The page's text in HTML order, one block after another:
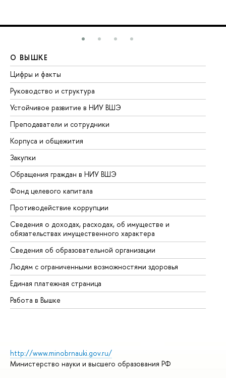
О ВЫШКЕ
Цифры и факты
Руководство и структура
Устойчивое развитие в НИУ ВШЭ
Преподаватели и сотрудники
Корпуса и общежития
Закупки
Обращения граждан в НИУ ВШЭ
Фонд целевого капитала
Противодействие коррупции
Сведения о доходах, расходах, об имуществе и
обязательствах имущественного характера
Сведения об образовательной организации
Людям с ограниченными возможностями здоровья
Единая платежная страница
Работа в Вышке
http://www.minobrnauki.gov.ru/
Министерство науки и высшего образования РФ